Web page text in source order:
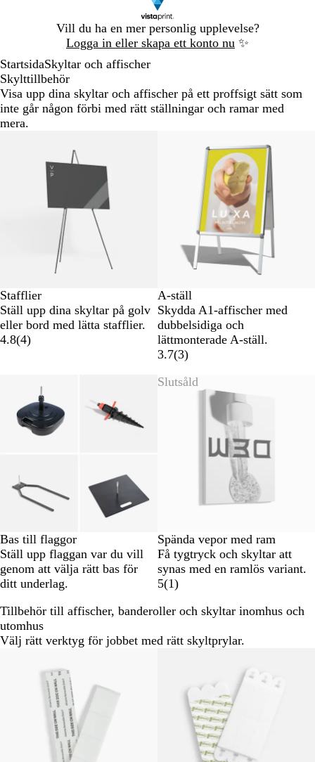
Vill du ha en mer personlig upplevelse?
Logga in eller skapa ett konto nu ✨
1
StartsidaSkyltar och affischer
Skylttillbehör
Visa upp dina skyltar och affischer på ett proffsigt sätt som
inte går någon förbi med rätt ställningar och ramar med
mera.
Stafflier
Ställ upp dina skyltar på golv
eller bord med lätta stafflier.
4.8(4)
A-ställ
Skydda A1-affischer med
dubbelsidiga och
lättmonterade A-ställ.
3.7(3)
Bas till flaggor
Ställ upp flaggan var du vill
genom att välja rätt bas för
ditt underlag.
Slutsåld
Spända vepor med ram
Få tygtryck och skyltar att
synas med en ramlös variant.
5(1)
Tillbehör till affischer, banderoller och skyltar inomhus och
utomhus
Välj rätt verktyg för jobbet med rätt skyltprylar.